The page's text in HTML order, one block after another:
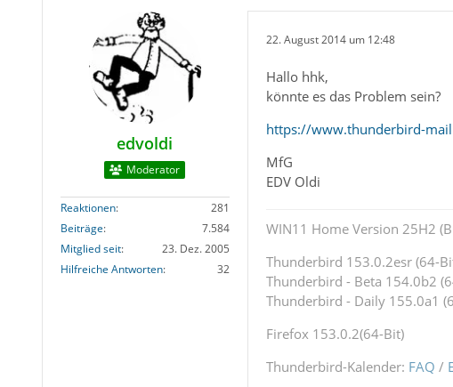
edvoldi
Moderator
Reaktionen
281
Beiträge
7.584
Mitglied seit
23. Dez. 2005
Hilfreiche Antworten
32
22. August 2014 um 12:48
Hallo hhk,
könnte es das Problem sein?
https://www.thunderbird-
MfG
EDV Oldi
WIN11 Home Version 25H2
Thunderbird 153.0.2esr (64-
Thunderbird - Beta 154.0b2
Thunderbird - Daily 155.0a1
Firefox 153.0.2(64-Bit)
Thunderbird-Kalender: FAQ /